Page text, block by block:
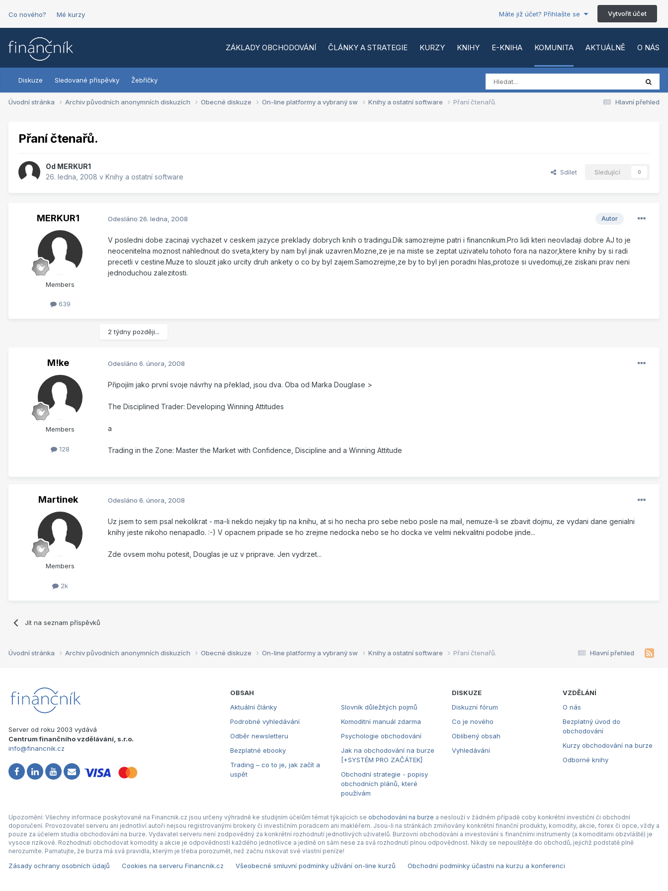
Co nového? Mé kurzy Máte již účet? Přihlašte se Vytvořit účet
ZÁKLADY OBCHODOVÁNÍ ČLÁNKY A STRATEGIE KURZY KNIHY E-KNIHA KOMUNITA AKTUÁLNĚ O NÁS
Diskuze Sledované příspěvky Žebříčky
Hlavní přehled
Úvodní stránka Archiv původních anonymních diskuzích Obecné diskuze On-line platformy a vybraný sw Knihy a ostatní software Přaní čtenařů.
Přaní čtenařů.
Od MERKUR1
26. ledna, 2008 v Knihy a ostatní software
Sdílet Sledující 0
MERKUR1
Members
639
Autor
Odesláno 26. ledna, 2008
V posledni dobe zacinaji vychazet v ceskem jazyce preklady dobrych knih o tradingu.Dik samozrejme patri i financnikum.Pro lidi kteri neovladaji dobre AJ to je
neocenitelna moznost nahlednout do sveta,ktery by nam byl jinak uzavren.Mozne,ze je na miste se zeptat uzivatelu tohoto fora na nazor,ktere knihy by si radi
precetli v cestine.Muze to slouzit jako urcity druh ankety o co by byl zajem.Samozrejme,ze by to byl jen poradni hlas,protoze si uvedomuji,ze ziskani prav neni
jednoduchou zalezitosti.
2 týdny později...
M!ke
Members
128
Odesláno 6. února, 2008
Připojím jako první svoje návrhy na překlad, jsou dva. Oba od Marka Douglase >
The Disciplined Trader: Developing Winning Attitudes
a
Trading in the Zone: Master the Market with Confidence, Discipline and a Winning Attitude
Martinek
Members
2k
Odesláno 6. února, 2008
Uz jsem to sem psal nekolikrat - ma-li nekdo nejaky tip na knihu, at si ho necha pro sebe nebo posle na mail, nemuze-li se zbavit dojmu, ze vydani dane genialni
knihy jeste nikoho nenapadlo. :-) V opacnem pripade se ho zrejme nedocka nebo se ho docka ve velmi nekvalitni podobe jinde...
Zde ovsem mohu potesit, Douglas je uz v priprave. Jen vydrzet...
Jít na seznam příspěvků
Hlavní přehled
Úvodní stránka Archiv původních anonymních diskuzích Obecné diskuze On-line platformy a vybraný sw Knihy a ostatní software Přaní čtenařů.
Server od roku 2003 vydává
Centrum finančního vzdělávání, s.r.o.
info@financnik.cz
OBSAH
Aktuální články
Podrobné vyhledávání
Odběr newsletteru
Bezplatné ebooky
Trading – co to je, jak začít a
uspět
Slovník důležitých pojmů
Komoditní manuál zdarma
Psychologie obchodování
Jak na obchodování na burze
[+SYSTÉM PRO ZAČÁTEK]
Obchodní strategie - popisy
obchodních plánů, které
používám
DISKUZE
Diskuzní fórum
Co je nového
Oblíbený obsah
Vyhledávání
VZDĚLÁNÍ
O nás
Bezplatný úvod do
obchodování
Kurzy obchodování na burze
Odborné knihy
Upozornění: Všechny informace poskytované na Financnik.cz jsou určeny výhradně ke studijním účelům témat týkajících se obchodování na burze a neslouží v žádném případě coby konkrétní investiční či obchodní
doporučení. Provozovatel serveru ani jednotliví autoři nejsou registrovanými brokery či investičním poradcem ani makléřem. Jsou-li na stránkách zmiňovány konkrétní finanční produkty, komodity, akcie, forex či opce, vždy a
pouze za účelem studia obchodování na burze. Vydavatel serveru není zodpovědný za konkrétní rozhodnutí jednotlivých uživatelů. Burzovní obchodování a investování s finančními instrumenty (a komoditami obzvláště) je
vysoce rizikové. Rozhodnutí obchodovat komodity a akcie je odpovědností každého jednotlivce a jedině on sám nese za svá rozhodnutí plnou odpovědnost. Nikdy se nepouštějte do obchodů, jejichž podstatě plně
nerozumíte. Pamatujte, že burza má svá pravidla, kterým je třeba porozumět, než začnu riskovat své vlastní peníze!
Zásady ochrany osobních údajů Cookies na serveru Financnik.cz Všeobecné smluvní podmínky užívání on-line kurzů Obchodní podmínky účastni na kurzu a konferenci